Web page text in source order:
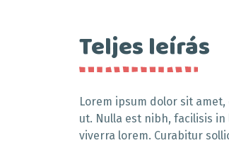
Teljes leírás
Lorem ipsum dolor sit
ut. Nulla est nibh, facilisis
viverra lorem. Curabitur